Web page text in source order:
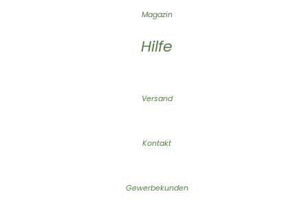
Magazin
Hilfe
Versand
Kontakt
Gewerbekunden